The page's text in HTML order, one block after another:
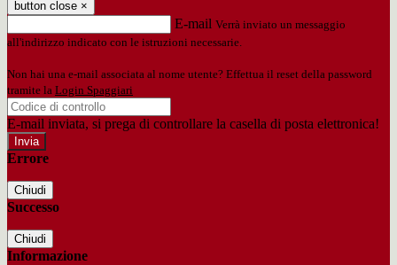
button close ×
E-mail Verrà inviato un messaggio
all'indirizzo indicato con le istruzioni necessarie.
Non hai una e-mail associata al nome utente? Effettua il reset della password
tramite la Login Spaggiari
E-mail inviata, si prega di controllare la casella di posta elettronica!
Errore
Chiudi
Successo
Chiudi
Informazione